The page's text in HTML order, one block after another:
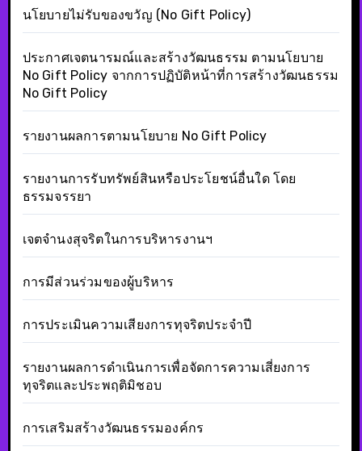
นโยบายไม่รับของขวัญ (No Gift Policy)
ประกาศเจตนารมณ์และสร้างวัฒนธรรม ตามนโยบาย
No Gift Policy จากการปฏิบัติหน้าที่การสร้างวัฒนธรรม
No Gift Policy
รายงานผลการตามนโยบาย No Gift Policy
รายงานการรับทรัพย์สินหรือประโยชน์อื่นใด โดย
ธรรมจรรยา
เจตจำนงสุจริตในการบริหารงานฯ
การมีส่วนร่วมของผู้บริหาร
การประเมินความเสียงการทุจริตประจำปี
รายงานผลการดำเนินการเพื่อจัดการความเสี่ยงการ
ทุจริตและประพฤติมิชอบ
การเสริมสร้างวัฒนธรรมองค์กร